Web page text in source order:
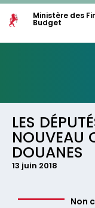
Ministère des
Budget
LES
NOUVEAU
DOUANES
13 juin 2018
Non